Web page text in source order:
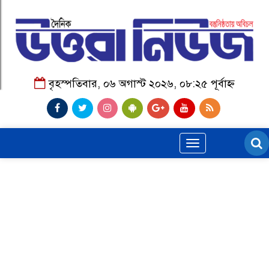
বৃহস্পতিবার, ০৬ অগাস্ট ২০২৬, ০৮:২৫ পূর্বাহ্ন
Toggle
navigation